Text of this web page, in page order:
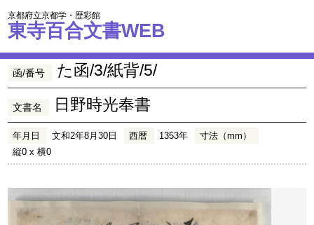
京都府立京都学・歴彩館
東寺百合文書WEB
函/番号 た函/3/紙背/5/
文書名 日野時光奉書
年月日 文和2年8月30日 西暦 1353年
寸法（mm）
縦0 x 横0